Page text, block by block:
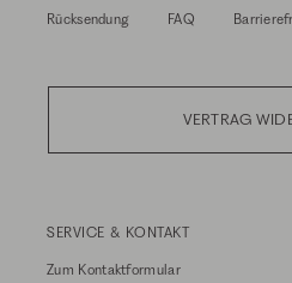
Rücksendung FAQ
VERTRAG
SERVICE & KONTAKT
Zum Kontaktformular